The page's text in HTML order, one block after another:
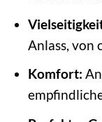
Anlass, von
Komfort: